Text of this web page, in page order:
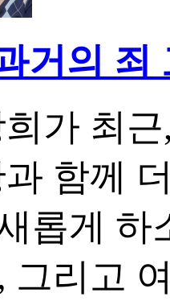
거의
가 최
함께
롭게 하
그리고